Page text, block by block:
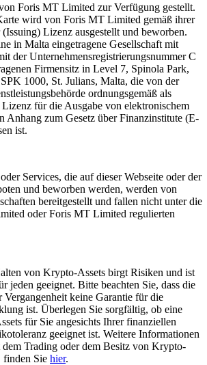
Foris MT Limited zur Verfügung gestellt.
wird von Foris MT Limited gemäß ihrer
Lizenz ausgestellt und beworben.
in Malta eingetragene Gesellschaft mit
der Unternehmensregistrierungsnummer C
Firmensitz in Level 7, Spinola Park,
1000, St. Julians, Malta, die von der
ordnungsgemäß als
für die Ausgabe von elektronischem
Anhang zum Gesetz über Finanzinstitute (E-
ist.
Services, die auf dieser Webseite oder der
und beworben werden, werden von
bereitgestellt und fallen nicht unter die
oder Foris MT Limited regulierten
von Krypto-Assets birgt Risiken und ist
jeden geeignet. Bitte beachten Sie, dass die
keine Garantie für die
ist. Überlegen Sie sorgfältig, ob eine
für Sie angesichts Ihrer finanziellen
geeignet ist. Weitere Informationen
Trading oder dem Besitz von Krypto-
finden Sie hier.